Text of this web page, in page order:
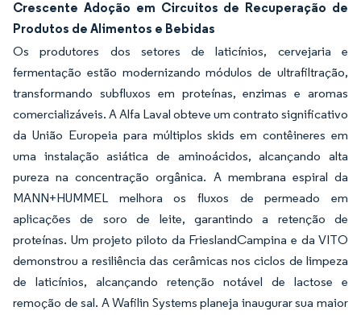
Crescente Adoção em Circuitos de Recuperação de
Produtos de Alimentos e Bebidas
Os produtores dos setores de laticínios, cervejaria e
fermentação estão modernizando módulos de ultrafiltração,
transformando subfluxos em proteínas, enzimas e aromas
comercializáveis. A Alfa Laval obteve um contrato significativo
da União Europeia para múltiplos skids em contêineres em
uma instalação asiática de aminoácidos, alcançando alta
pureza na concentração orgânica. A membrana espiral da
MANN+HUMMEL melhora os fluxos de permeado em
aplicações de soro de leite, garantindo a retenção de
proteínas. Um projeto piloto da FrieslandCampina e da VITO
demonstrou a resiliência das cerâmicas nos ciclos de limpeza
de laticínios, alcançando retenção notável de lactose e
remoção de sal. A Wafilin Systems planeja inaugurar sua maior